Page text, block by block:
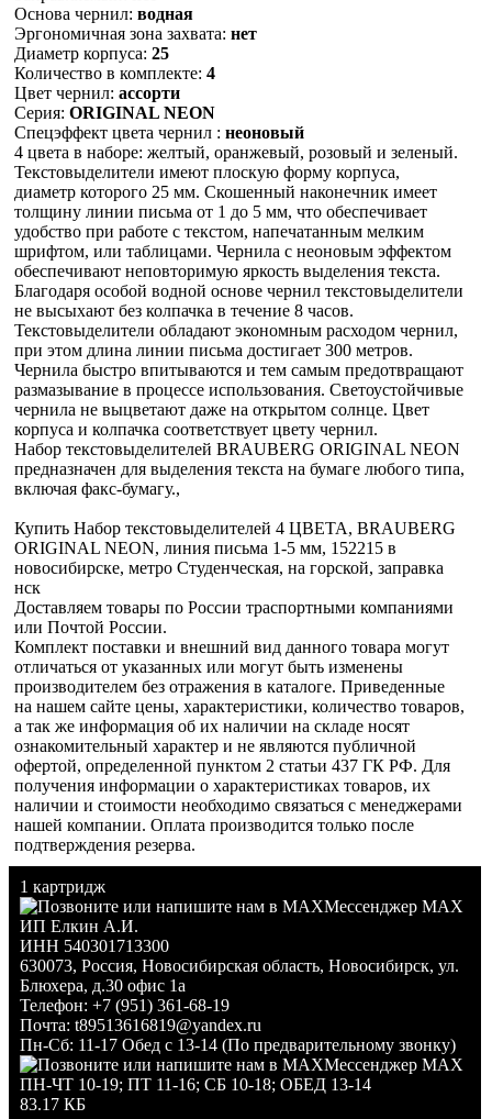
Основа чернил: водная
Эргономичная зона захвата: нет
Диаметр корпуса: 25
Количество в комплекте: 4
Цвет чернил: ассорти
Серия: ORIGINAL NEON
Спецэффект цвета чернил : неоновый
4 цвета в наборе: желтый, оранжевый, розовый и зеленый.
Текстовыделители имеют плоскую форму корпуса,
диаметр которого 25 мм. Скошенный наконечник имеет
толщину линии письма от 1 до 5 мм, что обеспечивает
удобство при работе с текстом, напечатанным мелким
шрифтом, или таблицами. Чернила с неоновым эффектом
обеспечивают неповторимую яркость выделения текста.
Благодаря особой водной основе чернил текстовыделители
не высыхают без колпачка в течение 8 часов.
Текстовыделители обладают экономным расходом чернил,
при этом длина линии письма достигает 300 метров.
Чернила быстро впитываются и тем самым предотвращают
размазывание в процессе использования. Светоустойчивые
чернила не выцветают даже на открытом солнце. Цвет
корпуса и колпачка соответствует цвету чернил.
Набор текстовыделителей BRAUBERG ORIGINAL NEON
предназначен для выделения текста на бумаге любого типа,
включая факс-бумагу.,
Купить Набор текстовыделителей 4 ЦВЕТА, BRAUBERG
ORIGINAL NEON, линия письма 1-5 мм, 152215 в
новосибирске, метро Студенческая, на горской, заправка
нск
Доставляем товары по России траспортными компаниями
или Почтой России.
Комплект поставки и внешний вид данного товара могут
отличаться от указанных или могут быть изменены
производителем без отражения в каталоге. Приведенные
на нашем сайте цены, характеристики, количество товаров,
а так же информация об их наличии на складе носят
ознакомительный характер и не являются публичной
офертой, определенной пунктом 2 статьи 437 ГК РФ. Для
получения информации о характеристиках товаров, их
наличии и стоимости необходимо связаться с менеджерами
нашей компании. Оплата производится только после
подтверждения резерва.
1 картридж
Мессенджер MAX
ИП Елкин А.И.
ИНН 540301713300
630073, Россия, Новосибирская область, Новосибирск, ул.
Блюхера, д.30 офис 1а
Телефон: +7 (951) 361-68-19
Почта: t89513616819@yandex.ru
Пн-Сб: 11-17 Обед с 13-14 (По предварительному звонку)
Мессенджер MAX
ПН-ЧТ 10-19; ПТ 11-16; СБ 10-18; ОБЕД 13-14
83.17 КБ